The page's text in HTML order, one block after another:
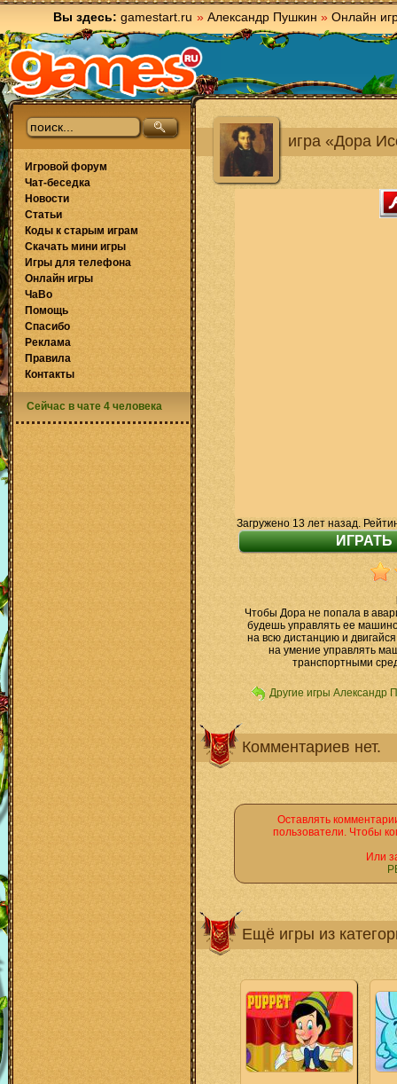
Вы здесь: gamestart.ru » Александр Пушкин » Онлайн
игра «Дора
Загружено 13 лет назад.
Чтобы Дора не попала в
будешь управлять ее
на всю дистанцию и
на умение управлять
транспортными
Другие игры Александр
Комментариев нет.
Оставлять
пользователи. Чтобы
Или
Ещё игры из
Игровой форум
Чат-беседка
Новости
Статьи
Коды к старым играм
Скачать мини игры
Игры для телефона
Онлайн игры
ЧаВо
Помощь
Спасибо
Реклама
Правила
Контакты
Сейчас в чате 4 человека